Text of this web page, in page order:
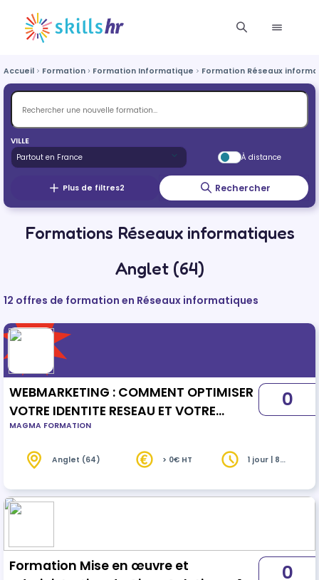
Accueil Formation Formation Informatique Formation Réseaux
VILLE
À distance
Plus de filtres2 Rechercher
Formations Réseaux informatiques
Anglet (64)
12 offres de formation en Réseaux informatiques
WEBMARKETING : COMMENT OPTIMISER
VOTRE IDENTITE RESEAU ET VOTRE
VISIBILITE
MAGMA FORMATION
0
Anglet (64) > 0€ HT
1 jour | 8
Formation Mise en œuvre et
0